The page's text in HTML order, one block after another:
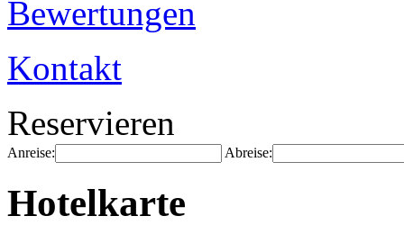
Bewertungen
Kontakt
Reservieren
Anreise: Abreise:
Hotelkarte